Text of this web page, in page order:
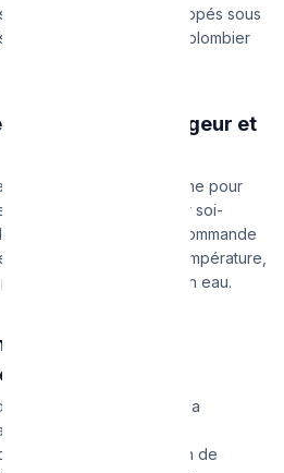
les vieux flexibles grippés sous
spécifiques que seul un plombier
entre un mélangeur et
poignées séparées (une pour
froide) qu'il faut régler soi-
une seule manette de commande
à droite pour régler la température,
et économique en eau.
un mitigeur
?
distinctes : l'une règle la
règle précisément la
à 38°C par un bouton de